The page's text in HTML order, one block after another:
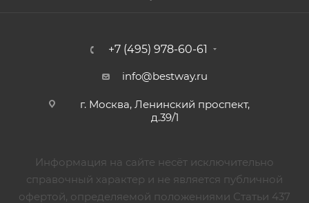
+7 (495) 978-60-61
info@bestway.ru
г. Москва, Ленинский проспект,
д.39/1
Информация на сайте несёт исключительно
справочный характер и не является публичной
офертой, определяемой положениями Статьи 437